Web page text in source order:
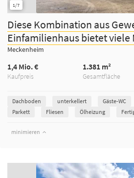
1/7
Diese Kombination aus
Einfamilienhaus bietet viele
Meckenheim
Kaufpreis
1,4 Mio. €
Gesamtfläche
1.381 m²
Dachboden unterkellert Gäste-WC
Parkett
Fliesen Ölheizung
minimieren